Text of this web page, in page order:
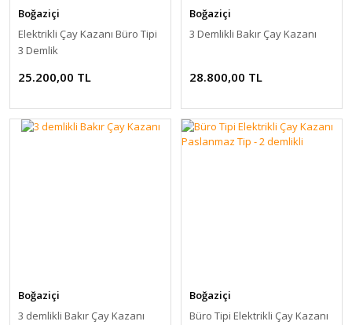
Boğaziçi
Elektrikli Çay Kazanı Büro Tipi
3 Demlik
25.200,00 TL
Boğaziçi
3 Demlikli Bakır Çay Kazanı
28.800,00 TL
Boğaziçi
3 demlikli Bakır Çay Kazanı
Boğaziçi
Büro Tipi Elektrikli Çay Kazanı